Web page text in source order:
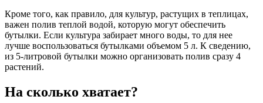
Кроме того, как правило, для культур, растущих в теплицах,
важен полив теплой водой, которую могут обеспечить
бутылки. Если культура забирает много воды, то для нее
лучше воспользоваться бутылками объемом 5 л. К сведению,
из 5-литровой бутылки можно организовать полив сразу 4
растений.
На сколько хватает?